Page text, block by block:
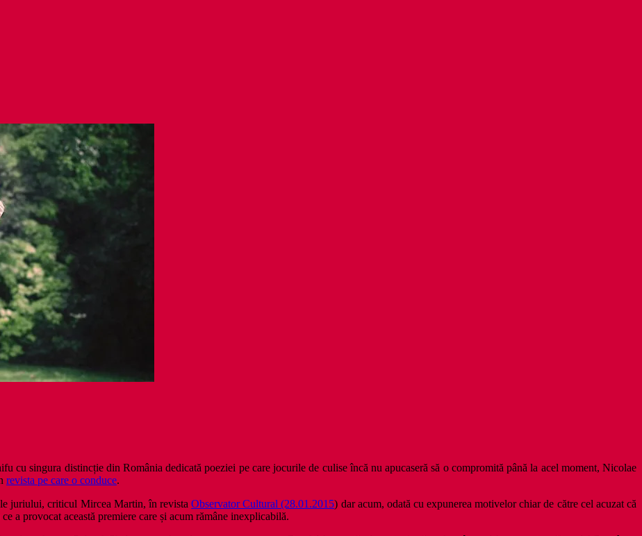
cu singura distincție din România dedicată poeziei pe care jocurile de culise încă nu apucaseră să o compromită până la acel moment, Nicolae
revista pe care o conduce.
juriului, criticul Mircea Martin, în revistaObservator Cultural (28.01.2015) dar acum, odată cu expunerea motivelor chiar de către cel acuzat că
a provocat această premiere care și acum rămâne inexplicabilă.